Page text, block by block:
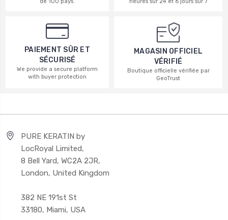
PAIEMENT SÛR ET
SÉCURISÉ
We provide a secure platform
with buyer protection
MAGASIN OFFICIEL
VÉRIFIÉ
Boutique officielle vérifiée par
GeoTrust
PURE KERATIN by
LocRoyal Limited,
8 Bell Yard, WC2A 2JR,
London, United Kingdom
382 NE 191st St
33180, Miami, USA